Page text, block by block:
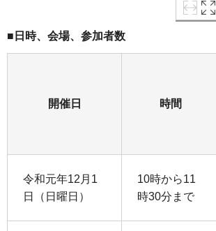
■日時、会場、参加者数
開催日 時間
令和元年12月1
日（日曜日）
10時から11
時30分まで